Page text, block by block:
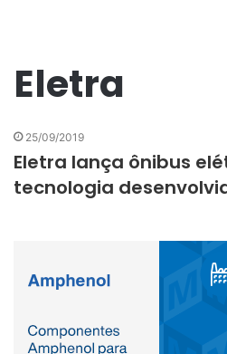
Eletra
25/09/2019
Eletra lança ônibus
tecnologia